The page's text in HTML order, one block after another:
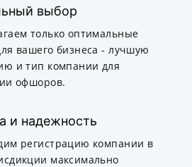
выбор
только оптимальные
вашего бизнеса - лучшую
и тип компании для
офшоров.
и надежность
регистрацию компании в
максимально